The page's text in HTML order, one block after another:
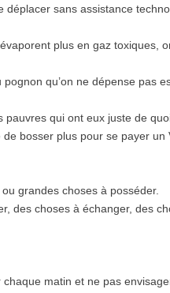
déplacer sans assistance
plus en gaz toxiques,
qu’on ne dépense pas
qui ont eux juste de
bosser plus pour se payer un
grandes choses à posséder.
des choses à échanger, des
chaque matin et ne pas